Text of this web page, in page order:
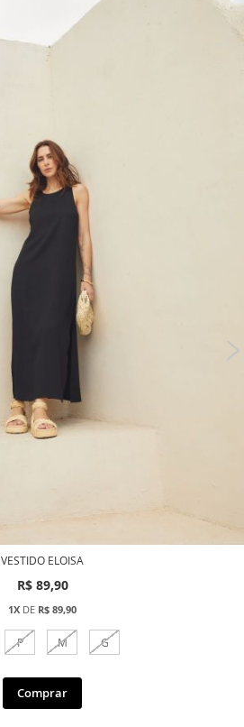
VESTIDO ELOISA
R$ 89,90
1X DE R$ 89,90
P M G
Comprar